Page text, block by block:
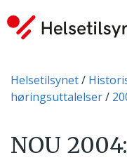
Du er her:
Helsetilsynet
høringsuttalelser
NOU